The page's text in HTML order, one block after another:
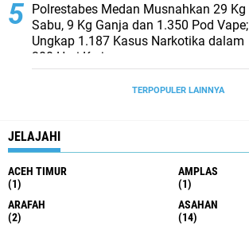
Polrestabes Medan Musnahkan 29 Kg
Sabu, 9 Kg Ganja dan 1.350 Pod Vape;
Ungkap 1.187 Kasus Narkotika dalam
300 Hari Kerja
TERPOPULER LAINNYA
JELAJAHI
ACEH TIMUR
(1)
AMPLAS
(1)
ARAFAH
(2)
ASAHAN
(14)